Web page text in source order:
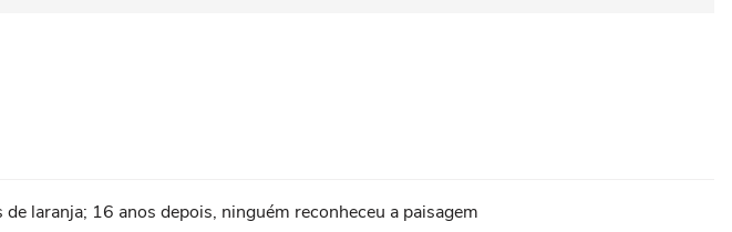
laranja; 16 anos depois, ninguém reconheceu a paisagem